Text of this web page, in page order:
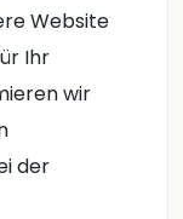
Website
Ihr
wir
der